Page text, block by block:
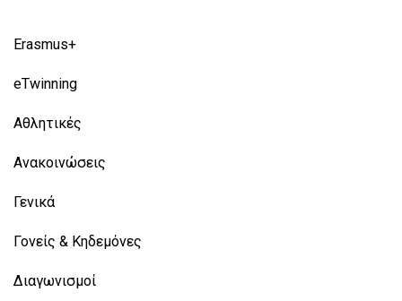
Erasmus+
eTwinning
Αθλητικές
Ανακοινώσεις
Γενικά
Γονείς & Κηδεμόνες
Διαγωνισμοί